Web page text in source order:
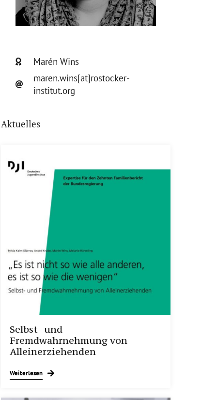
Marén Wins
maren.wins[at]rostocker-
institut.org
Aktuelles
Selbst- und
Fremdwahrnehmung von
Alleinerziehenden
Weiterlesen